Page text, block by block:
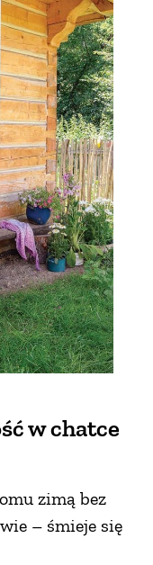
w chatce
zimą bez
– śmieje się